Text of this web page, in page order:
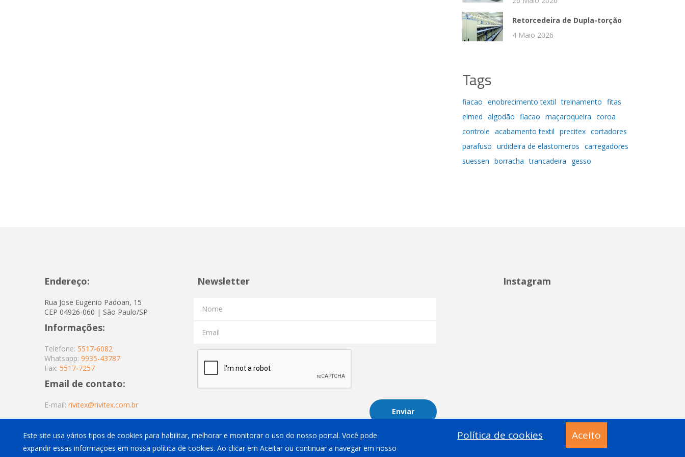
Retorcedeira de Dupla-torção
4 Maio 2026
Tags
fiacao enobrecimento textil treinamento fitas
elmed algodão fiacao maçaroqueira coroa
controle acabamento textil precitex cortadores
parafuso urdideira de elastomeros carregadores
suessen borracha trancadeira gesso
Este site usa vários tipos de cookies para habilitar, melhorar e monitorar o uso do nosso portal. Você pode
expandir essas informações em nossa política de cookies. Ao clicar em Aceitar ou continuar a navegar em nosso
Política de cookies Aceito
Endereço:
Rua Jose Eugenio Padoan, 15
CEP 04926-060 | São Paulo/SP
Informações:
Telefone: 5517-6082
Whatsapp: 9935-43787
Fax: 5517-7257
Email de contato:
E-mail: rivitex@rivitex.com.br
Newsletter
Nome
Email
Enviar
Instagram